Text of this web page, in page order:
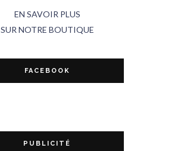
EN SAVOIR PLUS
SUR NOTRE BOUTIQUE
FACEBOOK
PUBLICITÉ